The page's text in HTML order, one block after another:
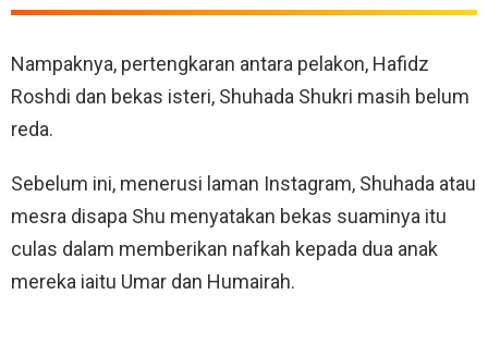
Nampaknya, pertengkaran antara pelakon, Hafidz
Roshdi dan bekas isteri, Shuhada Shukri masih belum
reda.
Sebelum ini, menerusi laman Instagram, Shuhada atau
mesra disapa Shu menyatakan bekas suaminya itu
culas dalam memberikan nafkah kepada dua anak
mereka iaitu Umar dan Humairah.